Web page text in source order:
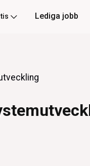
Lediga jobb